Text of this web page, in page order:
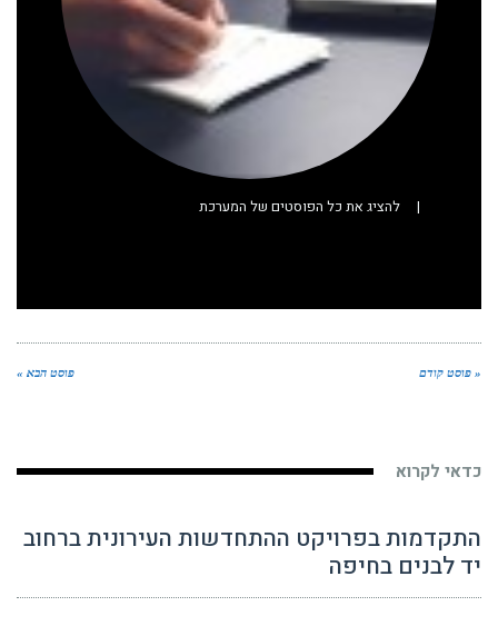
| להציג את כל הפוסטים של המערכת
« פוסט קודם פוסט הבא »
כדאי לקרוא
התקדמות בפרויקט ההתחדשות העירונית ברחוב
יד לבנים בחיפה